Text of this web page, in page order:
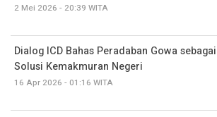
2 Mei 2026 - 20:39 WITA
Dialog ICD Bahas Peradaban Gowa sebagai
Solusi Kemakmuran Negeri
16 Apr 2026 - 01:16 WITA